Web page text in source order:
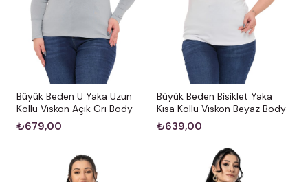
Büyük Beden U Yaka Uzun
Kollu Viskon Açık Gri Body
₺679,00
Büyük Beden Bisiklet Yaka
Kısa Kollu Viskon Beyaz Body
₺639,00